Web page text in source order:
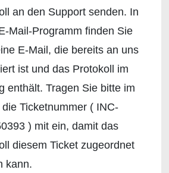
an den Support senden. In
Mail-Programm finden Sie
E-Mail, die bereits an uns
ist und das Protokoll im
enthält. Tragen Sie bitte im
die Ticketnummer ( INC-
) mit ein, damit das
diesem Ticket zugeordnet
kann.